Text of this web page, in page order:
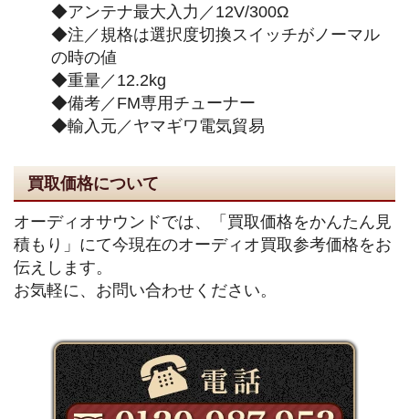
◆アンテナ最大入力／12V/300Ω
◆注／規格は選択度切換スイッチがノーマル
の時の値
◆重量／12.2kg
◆備考／FM専用チューナー
◆輸入元／ヤマギワ電気貿易
買取価格について
オーディオサウンドでは、「買取価格をかんたん見
積もり」にて今現在のオーディオ買取参考価格をお
伝えします。
お気軽に、お問い合わせください。